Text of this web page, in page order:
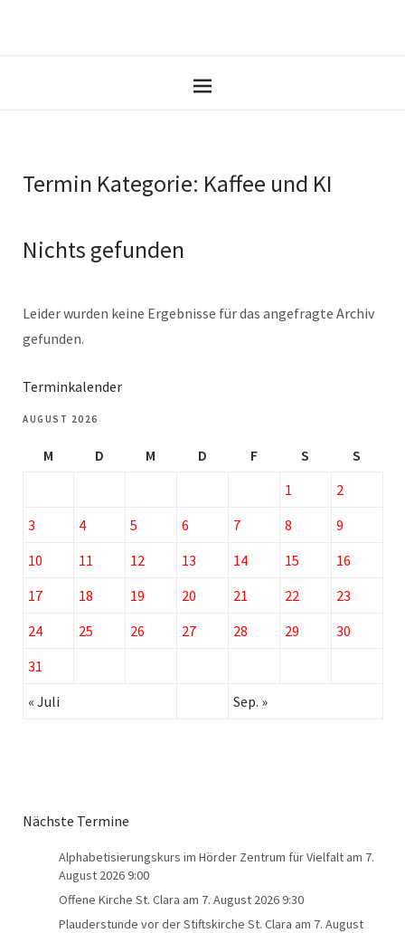
Termin Kategorie: Kaffee und KI
Nichts gefunden
Leider wurden keine Ergebnisse für das angefragte Archiv
gefunden.
Terminkalender
AUGUST 2026
M D M D F S
S
1
2
3
4 5 6 7 8
9
10
11 12 13 14 15
16
17
18 19 20 21 22
23
24
25 26 27 28 29
30
31
« Juli
Sep. »
Nächste Termine
Alphabetisierungskurs im Hörder Zentrum für Vielfalt am 7.
August 2026 9:00
Offene Kirche St. Clara am 7. August 2026 9:30
Plauderstunde vor der Stiftskirche St. Clara am 7. August